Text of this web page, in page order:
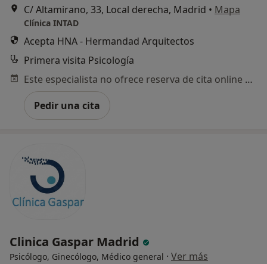
C/ Altamirano, 33, Local derecha, Madrid • Mapa
Clínica INTAD
Acepta HNA - Hermandad Arquitectos
Primera visita Psicología
Este especialista no ofrece reserva de cita online en esta dirección.
Pedir una cita
Clinica Gaspar Madrid
Psicólogo, Ginecólogo, Médico general · Ver más